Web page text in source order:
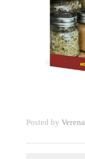
Posted by Verena